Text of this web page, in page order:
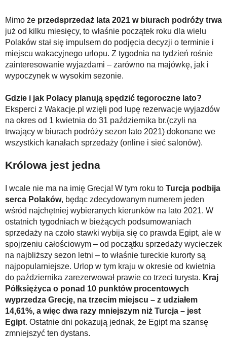
Mimo że przedsprzedaż lata 2021 w biurach podróży trwa
już od kilku miesięcy, to właśnie początek roku dla wielu
Polaków stał się impulsem do podjęcia decyzji o terminie i
miejscu wakacyjnego urlopu. Z tygodnia na tydzień rośnie
zainteresowanie wyjazdami – zarówno na majówkę, jak i
wypoczynek w wysokim sezonie.
Gdzie i jak Polacy planują spędzić tegoroczne lato?
Eksperci z Wakacje.pl wzięli pod lupę rezerwacje wyjazdów
na okres od 1 kwietnia do 31 października br.(czyli na
trwający w biurach podróży sezon lato 2021) dokonane we
wszystkich kanałach sprzedaży (online i sieć salonów).
Królowa jest jedna
I wcale nie ma na imię Grecja! W tym roku to Turcja podbija
serca Polaków, będąc zdecydowanym numerem jeden
wśród najchętniej wybieranych kierunków na lato 2021. W
ostatnich tygodniach w bieżących podsumowaniach
sprzedaży na czoło stawki wybija się co prawda Egipt, ale w
spojrzeniu całościowym – od początku sprzedaży wycieczek
na najbliższy sezon letni – to właśnie tureckie kurorty są
najpopularniejsze. Urlop w tym kraju w okresie od kwietnia
do października zarezerwował prawie co trzeci turysta. Kraj
Półksiężyca o ponad 10 punktów procentowych
wyprzedza Grecję, na trzecim miejscu – z udziałem
14,61%, a więc dwa razy mniejszym niż Turcja – jest
Egipt. Ostatnie dni pokazują jednak, że Egipt ma szansę
zmniejszyć ten dystans.